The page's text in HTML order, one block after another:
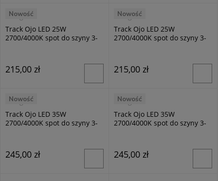
Milagro
Track Ojo LED 25W
2700/4000K spot do szyny 3-
215,00 zł
Nowość
Milagro
Track Ojo LED 25W
2700/4000K spot do szyny 3-
215,00 zł
Nowość
Milagro
Track Ojo LED 35W
2700/4000K spot do szyny 3-
245,00 zł
Nowość
Milagro
Track Ojo LED 35W
2700/4000K spot do szyny 3-
245,00 zł
Nowość